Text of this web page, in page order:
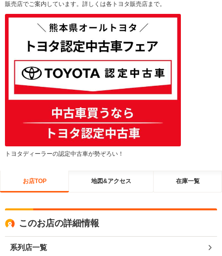
販売店でご案内しています。詳しくは各トヨタ販売店まで。
トヨタディーラーの認定中古車が勢ぞろい！
お店TOP 地図&アクセス 在庫一覧
このお店の詳細情報
系列店一覧